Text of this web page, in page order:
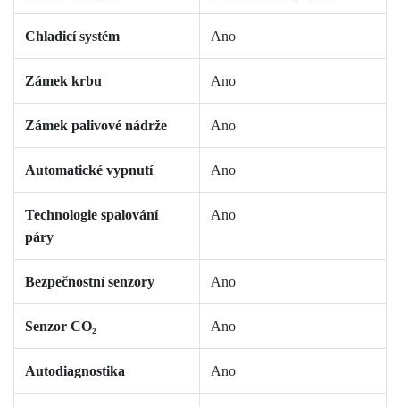
Chladicí systém Ano
Zámek krbu Ano
Zámek palivové nádrže Ano
Automatické vypnutí Ano
Technologie spalování
páry
Ano
Bezpečnostní senzory Ano
Senzor CO₂ Ano
Autodiagnostika Ano